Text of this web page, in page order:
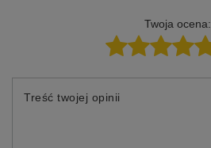
Twoja ocena:
Treść twojej opinii